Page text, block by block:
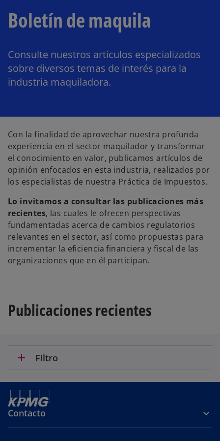
Boletín de maquila
Consulte nuestros artículos especializados
sobre diversos temas de interés para la
industria maquiladora.
Con la finalidad de aprovechar nuestra profunda
experiencia en el sector maquilador y transformar
el conocimiento en valor, publicamos artículos de
opinión enfocados en esta industria, realizados por
los especialistas de nuestra Práctica de Impuestos.
Lo invitamos a consultar las publicaciones más
recientes, las cuales le ofrecen perspectivas
fundamentadas acerca de cambios regulatorios
relevantes en el sector, así como propuestas para
incrementar la eficiencia financiera y fiscal de las
organizaciones que en él participan.
Publicaciones recientes
add Filtro
Contacto